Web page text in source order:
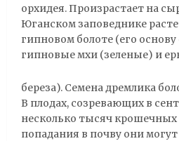
орхидея. Произрастает на
Юганском заповеднике
гипновом болоте (его
гипновые мхи (зеленые) и
береза). Семена дремлика
В плодах, созревающих в
несколько тысяч крошечных
попадания в почву они